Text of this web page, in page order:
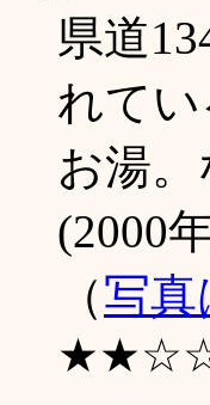
県道
れて
お湯
(2000
（写